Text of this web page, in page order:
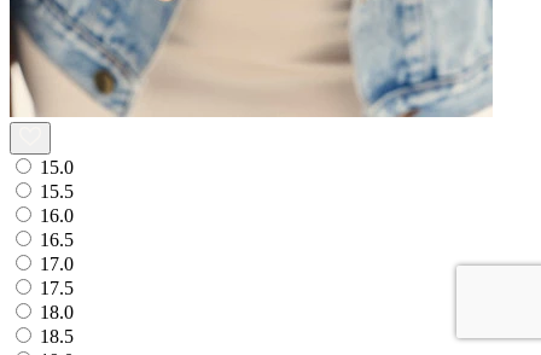
15.0
15.5
16.0
16.5
17.0
17.5
18.0
18.5